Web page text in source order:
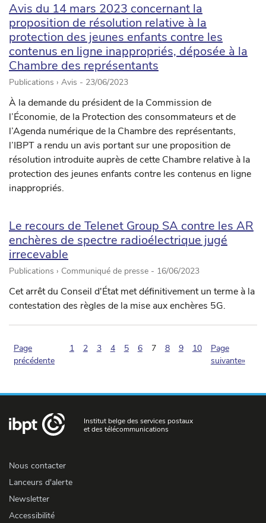
Avis du 14 mars 2023 concernant la
proposition de résolution relative à la
protection des jeunes enfants contre les
contenus en ligne inappropriés, déposée à la
Chambre des représentants
Publications › Avis - 23/06/2023
À la demande du président de la Commission de
l’Économie, de la Protection des consommateurs et de
l’Agenda numérique de la Chambre des représentants,
l’IBPT a rendu un avis portant sur une proposition de
résolution introduite auprès de cette Chambre relative à la
protection des jeunes enfants contre les contenus en ligne
inappropriés.
Le recours de Telenet Group SA contre les AR
enchères de spectre radioélectrique jugé
irrecevable
Publications › Communiqué de presse - 16/06/2023
Cet arrêt du Conseil d'État met définitivement un terme à la
contestation des règles de la mise aux enchères 5G.
Page
précédente
1 2 3 4 5 6 7(pagination.current)
8 9 10
Page
suivante»
Institut belge des services postaux
et des télécommunications
Nous contacter
Lanceurs d'alerte
Newsletter
Accessibilité